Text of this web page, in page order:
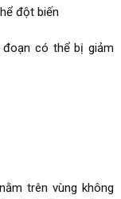
đột biến
có thể bị giảm
trên vùng không